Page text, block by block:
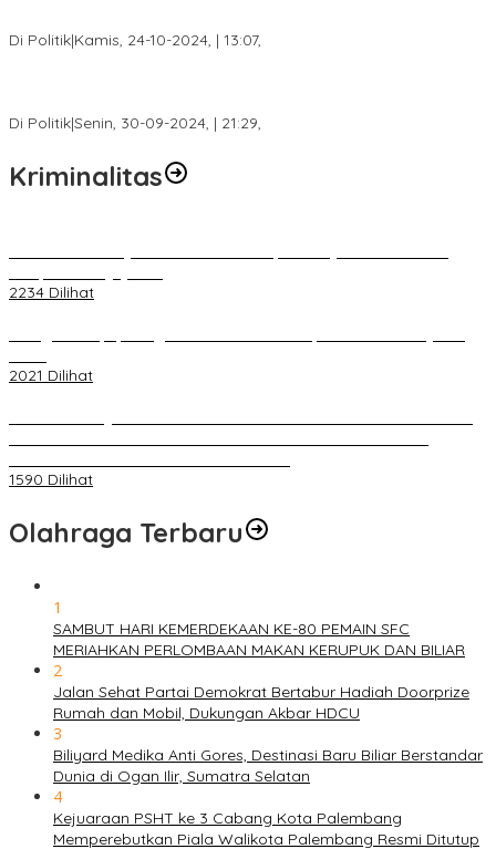
Di Politik|Kamis, 24-10-2024, | 13:07,
Di Politik|Senin, 30-09-2024, | 21:29,
Kriminalitas
2234 Dilihat
2021 Dilihat
1590 Dilihat
Olahraga Terbaru
1
SAMBUT HARI KEMERDEKAAN KE-80 PEMAIN SFC
MERIAHKAN PERLOMBAAN MAKAN KERUPUK DAN BILIAR
2
Jalan Sehat Partai Demokrat Bertabur Hadiah Doorprize
Rumah dan Mobil, Dukungan Akbar HDCU
3
Biliyard Medika Anti Gores, Destinasi Baru Biliar Berstandar
Dunia di Ogan Ilir, Sumatra Selatan
4
Kejuaraan PSHT ke 3 Cabang Kota Palembang
Memperebutkan Piala Walikota Palembang Resmi Ditutup